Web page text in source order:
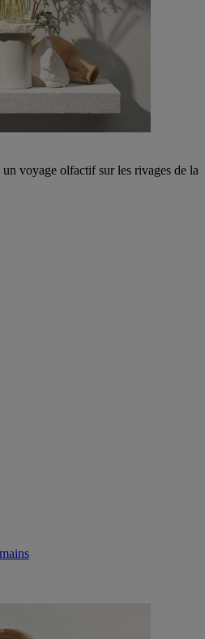
voyage olfactif sur les rivages de la